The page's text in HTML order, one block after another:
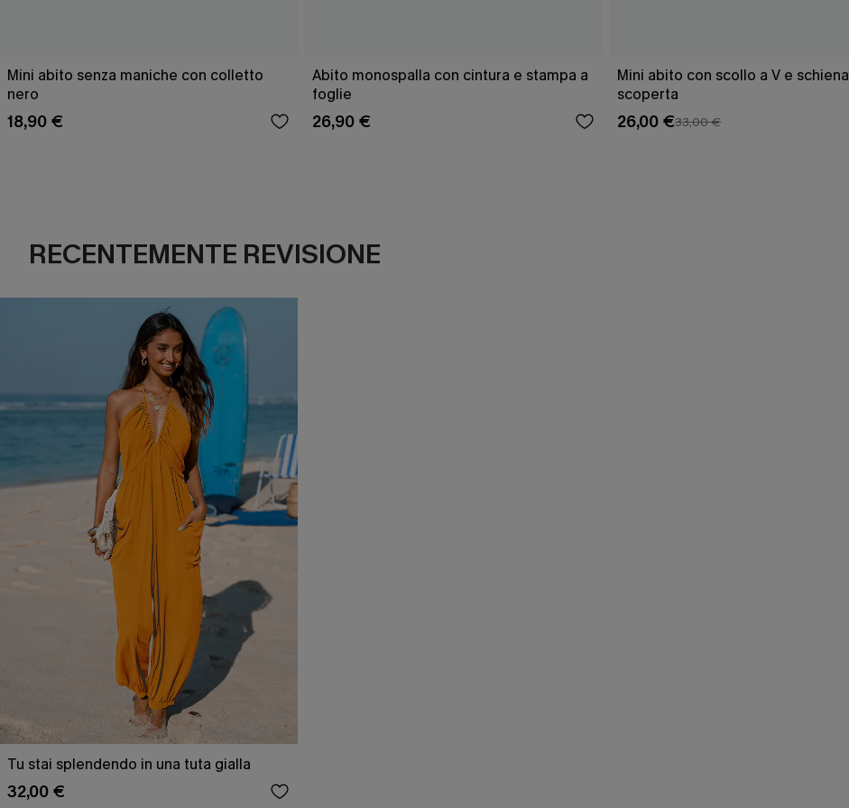
Mini abito senza maniche con colletto
nero
18,90 €
Abito monospalla con cintura e stampa a
foglie
26,90 €
Mini abito con scollo a V e schiena
scoperta
26,00 €33,00 €
RECENTEMENTE REVISIONE
Tu stai splendendo in una tuta gialla
32,00 €